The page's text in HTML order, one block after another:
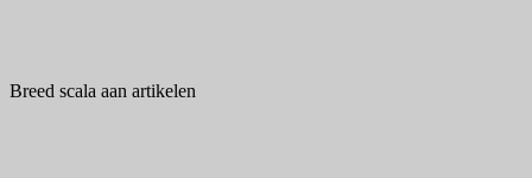
Breed scala aan artikelen